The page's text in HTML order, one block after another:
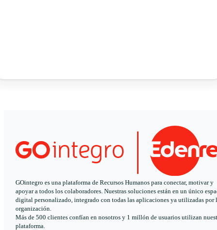
GOintegro es una plataforma de Recursos Humanos para conectar, motivar y
apoyar a todos los colaboradores. Nuestras soluciones están en un único
digital personalizado, integrado con todas las aplicaciones ya utilizadas por
organización.
Más de 500 clientes confían en nosotros y 1 millón de usuarios utilizan
plataforma.